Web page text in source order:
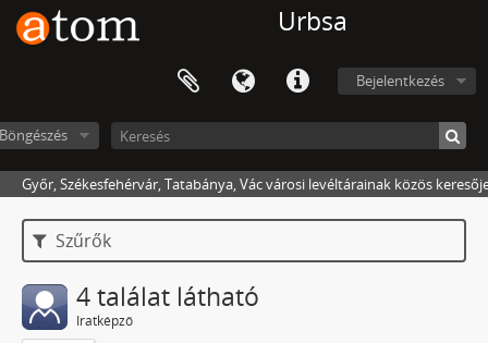
Urbsa
Bejelentkezés
Győr, Székesfehérvár, Tatabánya, Vác városi levéltárainak közös
Szűrők
4 találat látható
Iratképző